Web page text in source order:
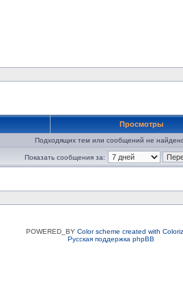
Просмотры
Подходящих тем или сообщений не
Показать сообщения за:
POWERED_BY Color scheme created with
Русская поддержка phpBB